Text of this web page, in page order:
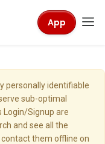
App
personally identifiable
sub-optimal
Login/Signup are
and see all the
them offline on